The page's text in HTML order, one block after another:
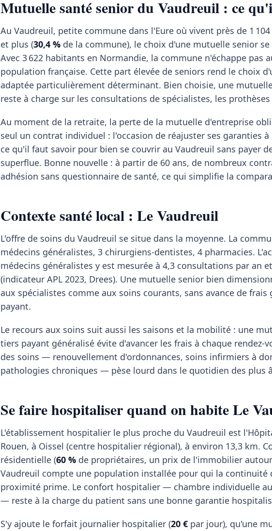
Mutuelle santé senior du Vaudreuil : ce
Au Vaudreuil, petite commune dans l'Eure où vivent près de 1
et plus (30,4 % de la commune), le choix d'une mutuelle senior
Avec 3 622 habitants en Normandie, la commune n'échappe pas
population française. Cette part élevée de seniors rend le choix
adaptée particulièrement déterminant. Bien choisie, une
reste à charge sur les consultations de spécialistes, les
Au moment de la retraite, la perte de la mutuelle d'entreprise
seul un contrat individuel : l'occasion de réajuster ses garanties à
ce qu'il faut savoir pour bien se couvrir au Vaudreuil sans payer
superflue. Bonne nouvelle : à partir de 60 ans, de nombreux
adhésion sans questionnaire de santé, ce qui simplifie la
Contexte santé local : Le Vaudreuil
L'offre de soins du Vaudreuil se situe dans la moyenne. La
médecins généralistes, 3 chirurgiens-dentistes, 4 pharmacies.
médecins généralistes y est mesurée à 4,3 consultations par an
(indicateur APL 2023, Drees). Une mutuelle senior bien
aux spécialistes comme aux soins courants, sans avance de frais
payant.
Le recours aux soins suit aussi les saisons et la mobilité : une
tiers payant généralisé évite d'avancer les frais à chaque rendez-
des soins — renouvellement d'ordonnances, soins infirmiers à
pathologies chroniques — pèse lourd dans le quotidien des plus
Se faire hospitaliser quand on habite Le
L'établissement hospitalier le plus proche du Vaudreuil est
Rouen, à Oissel (centre hospitalier régional), à environ 13,3 km.
résidentielle (60 % de propriétaires, un prix de l'immobilier
Vaudreuil compte une population installée pour qui la continuité
proximité prime. Le confort hospitalier — chambre individuelle
— reste à la charge du patient sans une bonne garantie
S'y ajoute le forfait journalier hospitalier (20 € par jour), qu'une